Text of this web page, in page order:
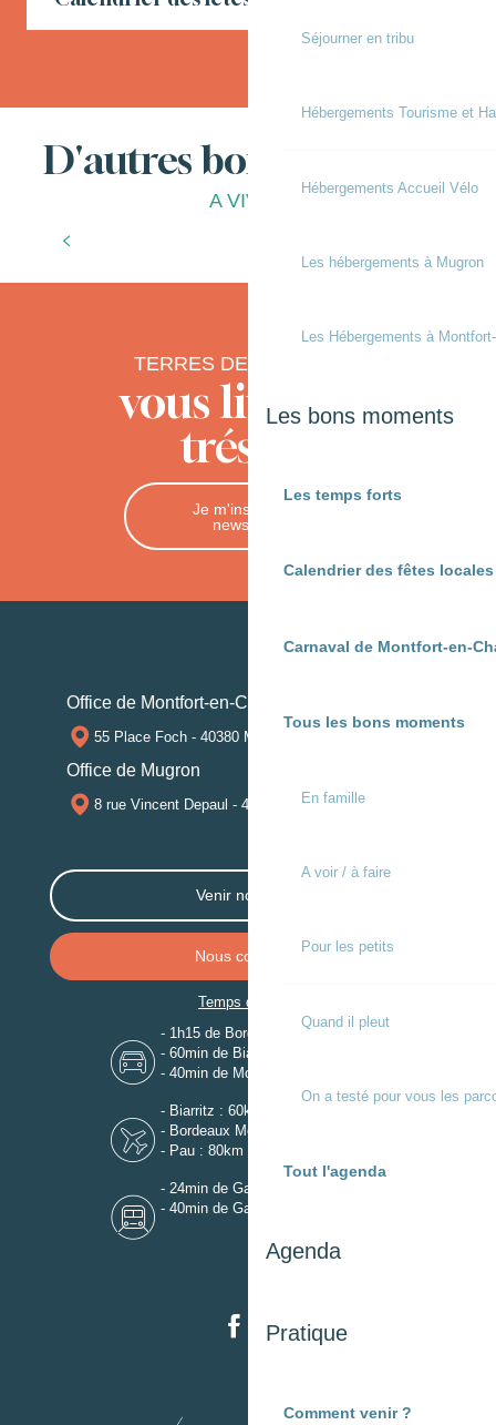
Séjourner en tribu
Hébergements Tourisme et
Hébergements Accueil Vélo
Les hébergements à Mugron
Les Hébergements à
Les bons moments
Les temps forts
Calendrier des fêtes
Carnaval de Montfort-en-
Tous les bons moments
En famille
A voir / à faire
Pour les petits
Quand il pleut
On a testé pour vous les
Tout l'agenda
Agenda
Pratique
Comment venir ?
D'autres bonnes choses
A VIVRE
Que faire pendant les vacances d’automne
TERRES DE CHALOSSE
vous livre ses
trésors
Je m'inscris à la
newsletter
Office de Montfort-en-Chalosse
55 Place Foch - 40380 MONTFORT-EN-CHALOSSE
Office de Mugron
8 rue Vincent Depaul - 40250 MUGRON
Venir nous voir
Nous contacter
Temps de trajet
- 1h15 de Bordeaux
- 60min de Biarritz
- 40min de Mont-de-Marsan
- Biarritz : 60km
- Bordeaux Mérignac : 110km
- Pau : 80km
- 24min de Gare de Dax
- 40min de Gare de Mont-de-Marsan